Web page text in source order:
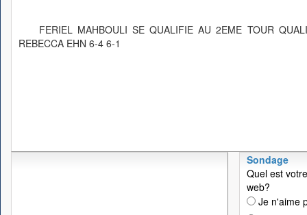
FERIEL MAHBOULI SE QUALIFIE AU 2EME TOUR
REBECCA EHN 6-4 6-1
Sondage
Quel est
web?
Je n'aime